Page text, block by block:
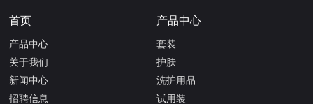
首页
产品中心
关于我们
新闻中心
招聘信息
产品中心
套装
护肤
洗护用品
试用装